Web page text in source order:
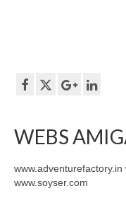
WEBS
www.soyser.com